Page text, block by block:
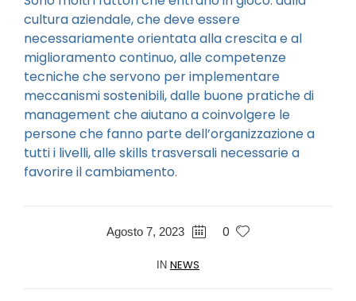
cultura aziendale, che deve essere
necessariamente orientata alla crescita e al
miglioramento continuo, alle competenze
tecniche che servono per implementare
meccanismi sostenibili, dalle buone pratiche di
management che aiutano a coinvolgere le
persone che fanno parte dell’organizzazione a
tutti i livelli, alle skills trasversali necessarie a
favorire il cambiamento.
Agosto 7, 2023 0
IN NEWS